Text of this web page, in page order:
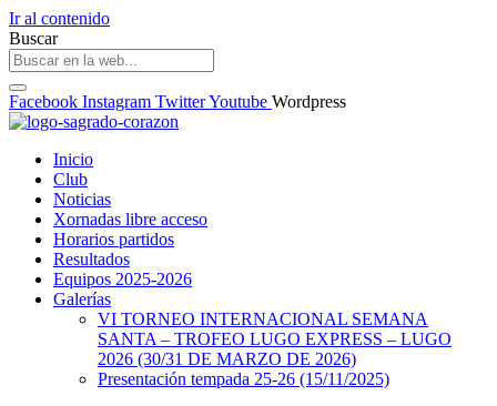
Ir al contenido
Buscar
Facebook Instagram TwitterYoutube Wordpress
Inicio
Club
Noticias
Xornadas libre acceso
Horarios partidos
Resultados
Equipos 2025-2026
Galerías
VI TORNEO INTERNACIONAL SEMANA
SANTA – TROFEO LUGO EXPRESS – LUGO
2026 (30/31 DE MARZO DE 2026)
Presentación tempada 25-26 (15/11/2025)